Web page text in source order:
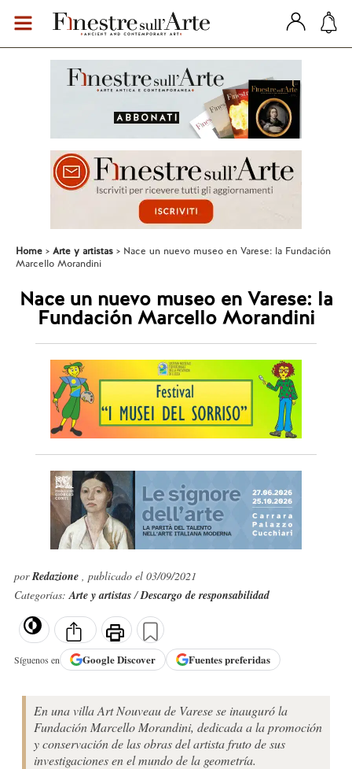
Home Arte y artistas
Nace un nuevo museo en Varese: la Fundación
Marcello Morandini
Nace un nuevo museo en Varese: la
Fundación Marcello Morandini
porRedazione , publicado el 03/09/2021
Categorías:Arte y artistas/Descargo de responsabilidad
Síguenos en GoogleDiscover Fuentes preferidas
En una villa Art Nouveau de Varese se inauguró la
Fundación Marcello Morandini, dedicada a la promoción
y conservación de las obras del artista fruto de sus
investigaciones en el mundo de la geometría.